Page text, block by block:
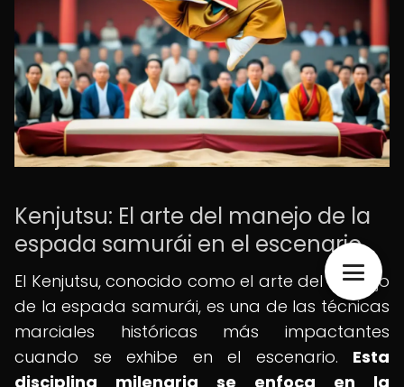
Kenjutsu: El arte del manejo de la
espada samurái en el escenario
El Kenjutsu, conocido como el arte del manejo
de la espada samurái, es una de las técnicas
marciales históricas más impactantes
cuando se exhibe en el escenario. Esta
disciplina milenaria se enfoca en la